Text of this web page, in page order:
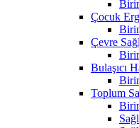
Çocuk
Çevre
Bulaşıcı
Toplum